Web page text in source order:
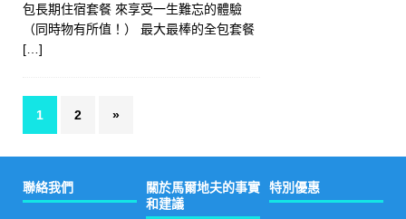
包長期住宿套餐 來享受一生難忘的體驗
（同時物有所值！） 最大最棒的全包套餐
[…]
1 2 »
聯絡我們
關於馬爾地夫的事實
和建議
特別優惠